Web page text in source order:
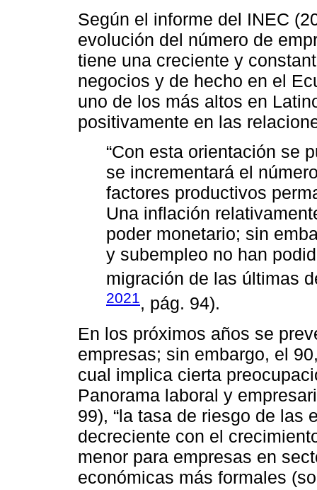
Según el informe del INEC
evolución del número de
tiene una creciente y
negocios y de hecho en el
uno de los más altos en
positivamente en las
“Con esta orientación se
se incrementará el
factores productivos
Una inflación
poder monetario; sin
y subempleo no han
migración de las últimas
2021 , pág. 94).
En los próximos años se
empresas; sin embargo, el
cual implica cierta
Panorama laboral y
99), “la tasa de riesgo de las
decreciente con el
menor para empresas en
económicas más formales